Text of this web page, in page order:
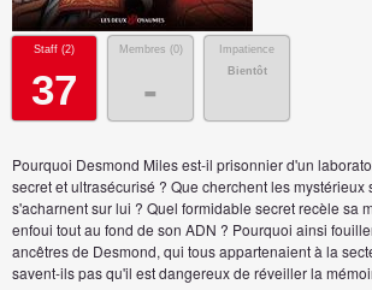
Staff (2)
37
Membres (0)
-
Impatience
Bientôt
Pourquoi Desmond Miles est-il prisonnier d'un
secret et ultrasécurisé ? Que cherchent les mystérieux
s'acharnent sur lui ? Quel formidable secret recèle sa
enfoui tout au fond de son ADN ? Pourquoi ainsi
ancêtres de Desmond, qui tous appartenaient à la
savent-ils pas qu'il est dangereux de réveiller la